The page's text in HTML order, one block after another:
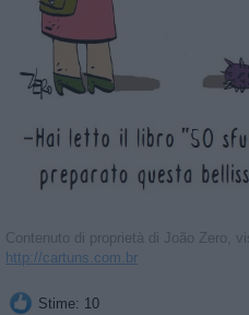
Contenuto di proprietà di João Zero,
http://cartuns.com.br
Stime: 10